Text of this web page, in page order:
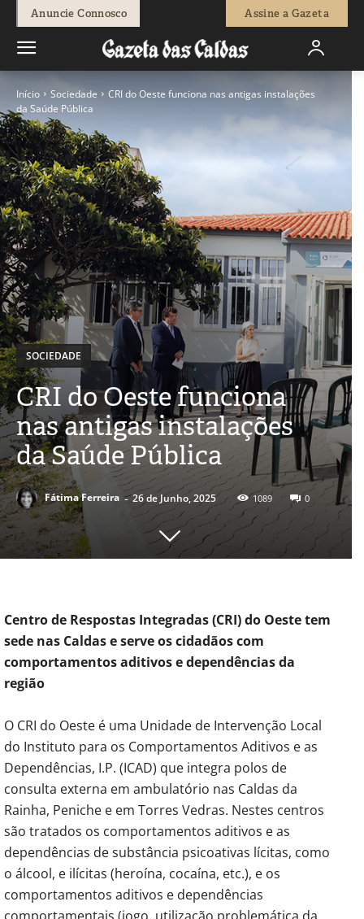
Anuncie Connosco Assine a Gazeta
Início Sociedade
CRI do Oeste funciona nas antigas instalações
da Saúde Pública
SOCIEDADE
CRI do Oeste funciona
nas antigas instalações
da Saúde Pública
Fátima Ferreira - 26 de Junho, 2025 1089 0
Centro de Respostas Integradas (CRI) do Oeste tem
sede nas Caldas e serve os cidadãos com
comportamentos aditivos e dependências da
região
O CRI do Oeste é uma Unidade de Intervenção Local
do Instituto para os Comportamentos Aditivos e as
Dependências, I.P. (ICAD) que integra polos de
consulta externa em ambulatório nas Caldas da
Rainha, Peniche e em Torres Vedras. Nestes centros
são tratados os comportamentos aditivos e as
dependências de substância psicoativas lícitas, como
o álcool, e ilícitas (heroína, cocaína, etc.), e os
comportamentos aditivos e dependências